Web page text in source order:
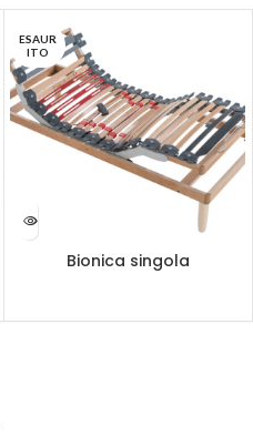
ESAUR
ITO
Bionica singola